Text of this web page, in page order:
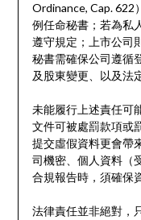
Ordinance, Cap. 622
例任命秘書；若為私
遵守規定；上市公司
秘書需確保公司遵循
及股東變更、以及法
未能履行上述責任可
文件可被處罰款項或
提交虛假資料更會帶
司機密、個人資料（
合規報告時，須確保
法律責任並非絕對，